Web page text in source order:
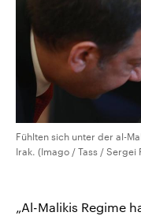
Fühlten sich unter der al-
Irak. (Imago / Tass / Sergei
„Al-Malikis Regime